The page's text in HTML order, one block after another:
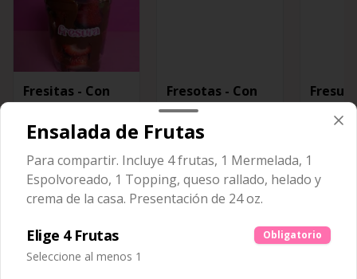
Fresitas - Con
Fresotas - Con
Chocolate
Fresas con crema y
chocolate
Ensalada de Frutas
Para compartir. Incluye 4 frutas, 1 Mermelada, 1
Espolvoreado, 1 Topping, queso rallado, helado y
crema de la casa. Presentación de 24 oz.
Elige 4 Frutas Obligatorio
Seleccione al menos 1